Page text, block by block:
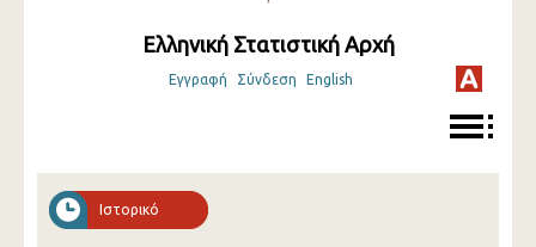
Ελληνική Στατιστική Αρχή
Εγγραφή Σύνδεση English
Ιστορικό